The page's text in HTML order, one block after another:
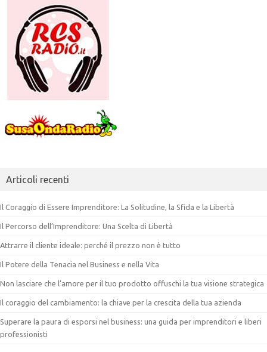
Articoli recenti
Il Coraggio di Essere Imprenditore: La Solitudine, la Sfida e la Libertà
Il Percorso dell’Imprenditore: Una Scelta di Libertà
Attrarre il cliente ideale: perché il prezzo non è tutto
Il Potere della Tenacia nel Business e nella Vita
Non lasciare che l’amore per il tuo prodotto offuschi la tua visione strategica
Il coraggio del cambiamento: la chiave per la crescita della tua azienda
Superare la paura di esporsi nel business: una guida per imprenditori e liberi
professionisti